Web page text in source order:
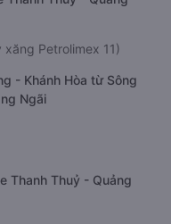
Petrolimex 11)
- Khánh Hòa từ Sông
Ngãi
Thanh Thuỷ - Quảng